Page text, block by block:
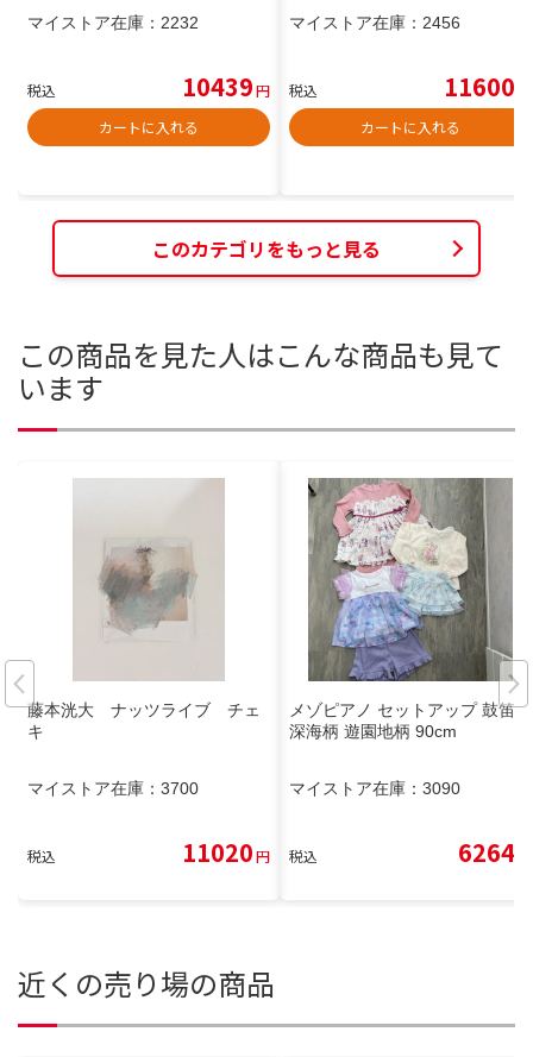
マイストア在庫： 2232
税込 10439円
カートに入れる
マイストア在庫： 2456
税込 11600
カートに入れる
このカテゴリをもっと見る
この商品を見た人はこんな商品も見て
います
藤本洸大 ナッツライブ チェ
キ
マイストア在庫： 3700
税込 11020円
メゾピアノ セットアップ 鼓笛隊
深海柄 遊園地柄 90cm
マイストア在庫： 3090
税込 6264
近くの売り場の商品